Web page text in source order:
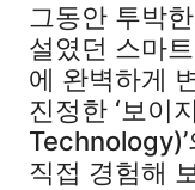
그동안 투박
설였던 스마
에 완벽하게
진정한 ‘보이
직접 경험해